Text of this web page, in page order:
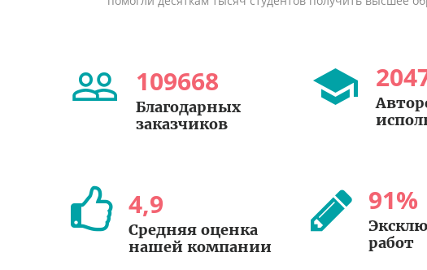
109668
Благодарных
заказчиков
4,9
Средняя оценка
нашей компании
91%
работ